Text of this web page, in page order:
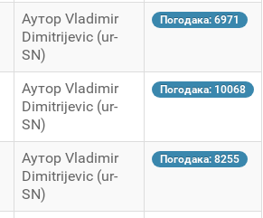
Аутор Vladimir
Dimitrijevic (ur-
SN)
Погодака: 6971
Аутор Vladimir
Dimitrijevic (ur-
SN)
Погодака: 10068
Аутор Vladimir
Dimitrijevic (ur-
SN)
Погодака: 8255